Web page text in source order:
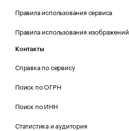
Правила использования сервиса
Правила использования изображений
Контакты
Справка по сервису
Поиск по ОГРН
Поиск по ИНН
Статистика и аудитория